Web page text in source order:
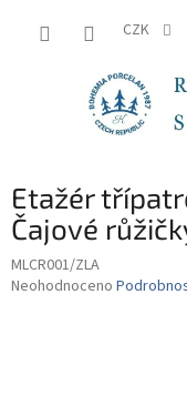
CZK
Etažér
Čajové
MLCR001/ZLA
Průměrné
Neohodnoceno